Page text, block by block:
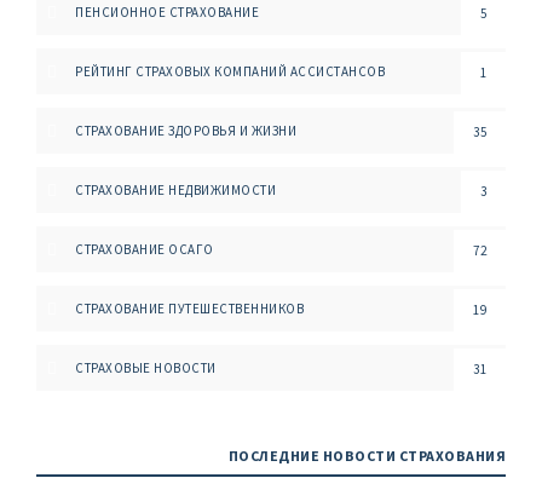
ПЕНСИОННОЕ СТРАХОВАНИЕ 5
РЕЙТИНГ СТРАХОВЫХ КОМПАНИЙ АССИСТАНСОВ 1
СТРАХОВАНИЕ ЗДОРОВЬЯ И ЖИЗНИ 35
СТРАХОВАНИЕ НЕДВИЖИМОСТИ 3
СТРАХОВАНИЕ ОСАГО 72
СТРАХОВАНИЕ ПУТЕШЕСТВЕННИКОВ 19
СТРАХОВЫЕ НОВОСТИ 31
ПОСЛЕДНИЕ НОВОСТИ СТРАХОВАНИЯ